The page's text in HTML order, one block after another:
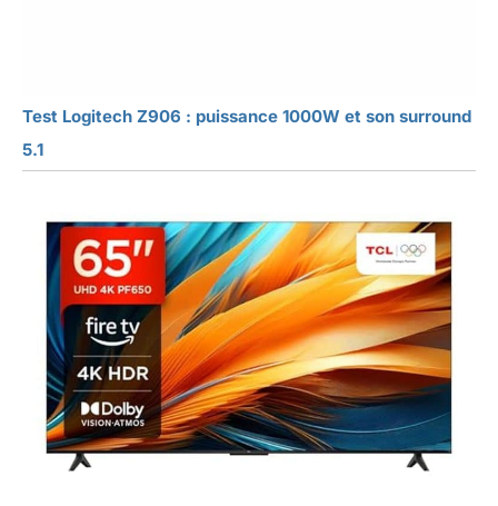
Test Logitech Z906 : puissance 1000W et son surround
5.1